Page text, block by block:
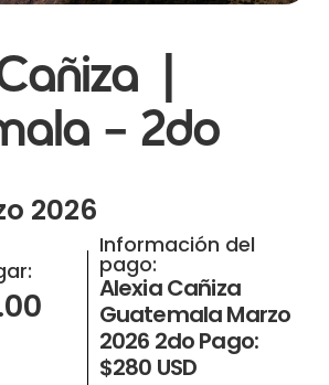
|
– 2do
2026
Información del
pago:
Alexia Cañiza
Guatemala Marzo
2026 2do Pago:
$280 USD